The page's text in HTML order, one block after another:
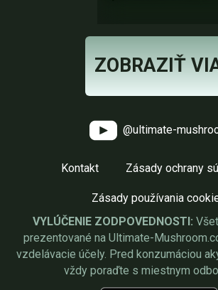
ZOBRAZIŤ
@ultimate-
Kontakt Zásady ochrany
Zásady používania
VYLÚČENIE ZODPOVEDNOSTI:
prezentované na Ultimate-
vzdelávacie účely. Pred konzumáciou
vždy poraďte s miestnym